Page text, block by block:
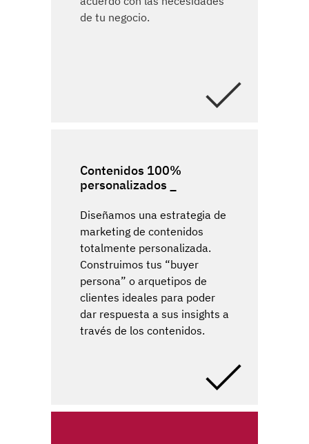
de tu negocio.
Contenidos 100%
personalizados
Diseñamos una estrategia de
marketing de contenidos
totalmente personalizada.
Construimos tus “buyer
persona” o arquetipos de
clientes ideales para poder
dar respuesta a sus insights a
través de los contenidos.